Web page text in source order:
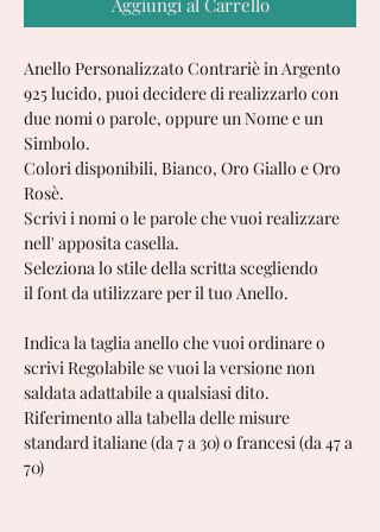
Anello Personalizzato Contrariè in Argento
925 lucido, puoi decidere di realizzarlo con
due nomi o parole, oppure un Nome e un
Simbolo.
Colori disponibili, Bianco, Oro Giallo e Oro
Rosè.
Scrivi i nomi o le parole che vuoi realizzare
nell' apposita casella.
Seleziona lo stile della scritta scegliendo
il font da utilizzare per il tuo Anello.
Indica la taglia anello che vuoi ordinare o
scrivi Regolabile se vuoi la versione non
saldata adattabile a qualsiasi dito.
Riferimento alla tabella delle misure
standard italiane (da 7 a 30) o francesi (da 47 a
70)